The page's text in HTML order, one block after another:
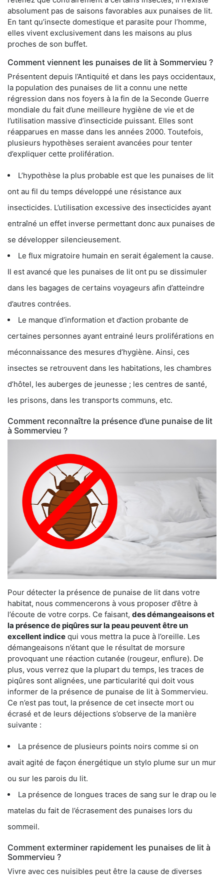
absolument pas de saisons favorables aux punaises de lit.
En tant qu’insecte domestique et parasite pour l’homme,
elles vivent exclusivement dans les maisons au plus
proches de son buffet.
Comment viennent les punaises de lit à Sommervieu ?
Présentent depuis l’Antiquité et dans les pays occidentaux,
la population des punaises de lit a connu une nette
régression dans nos foyers à la fin de la Seconde Guerre
mondiale du fait d’une meilleure hygiène de vie et de
l’utilisation massive d’insecticide puissant. Elles sont
réapparues en masse dans les années 2000. Toutefois,
plusieurs hypothèses seraient avancées pour tenter
d’expliquer cette prolifération.
L’hypothèse la plus probable est que les punaises de lit
ont au fil du temps développé une résistance aux
insecticides. L’utilisation excessive des insecticides ayant
entraîné un effet inverse permettant donc aux punaises de
se développer silencieusement.
Le flux migratoire humain en serait également la cause.
Il est avancé que les punaises de lit ont pu se dissimuler
dans les bagages de certains voyageurs afin d’atteindre
d’autres contrées.
Le manque d’information et d’action probante de
certaines personnes ayant entrainé leurs proliférations en
méconnaissance des mesures d’hygiène. Ainsi, ces
insectes se retrouvent dans les habitations, les chambres
d’hôtel, les auberges de jeunesse ; les centres de santé,
les prisons, dans les transports communs, etc.
Comment reconnaître la présence d’une punaise de lit
à Sommervieu ?
Pour détecter la présence de punaise de lit dans votre
habitat, nous commencerons à vous proposer d’être à
l’écoute de votre corps. Ce faisant, des démangeaisons et
la présence de piqûres sur la peau peuvent être un
excellent indice qui vous mettra la puce à l’oreille. Les
démangeaisons n’étant que le résultat de morsure
provoquant une réaction cutanée (rougeur, enflure). De
plus, vous verrez que la plupart du temps, les traces de
piqûres sont alignées, une particularité qui doit vous
informer de la présence de punaise de lit à Sommervieu.
Ce n’est pas tout, la présence de cet insecte mort ou
écrasé et de leurs déjections s’observe de la manière
suivante :
La présence de plusieurs points noirs comme si on
avait agité de façon énergétique un stylo plume sur un mur
ou sur les parois du lit.
La présence de longues traces de sang sur le drap ou le
matelas du fait de l’écrasement des punaises lors du
sommeil.
Comment exterminer rapidement les punaises de lit à
Sommervieu ?
Vivre avec ces nuisibles peut être la cause de diverses